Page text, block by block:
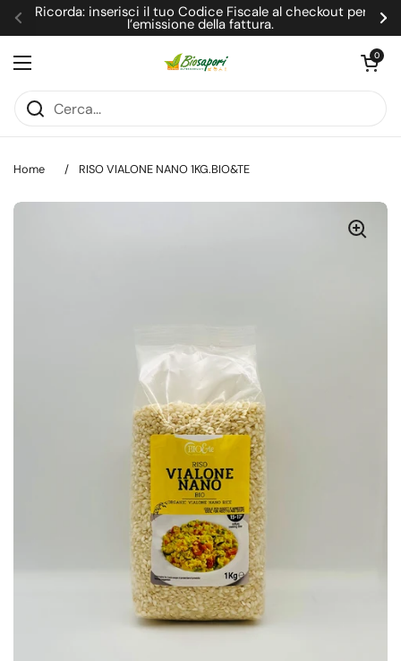
Passa ai contenuti
Precedente
Ricorda: inserisci il tuo Codice Fiscale al checkout per
l’emissione della fattura.
Apri menu
Apri
0
Home / RISO VIALONE NANO 1KG.BIO&TE